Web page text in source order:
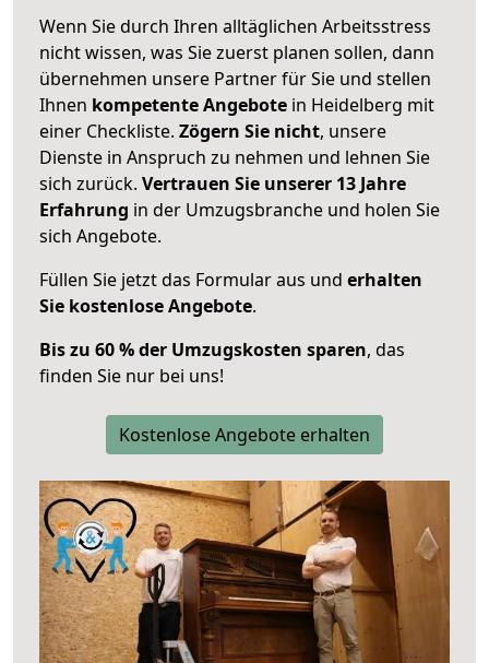
Wenn Sie durch Ihren alltäglichen Arbeitsstress
nicht wissen, was Sie zuerst planen sollen, dann
übernehmen unsere Partner für Sie und stellen
Ihnen kompetente Angebote in Heidelberg mit
einer Checkliste. Zögern Sie nicht, unsere
Dienste in Anspruch zu nehmen und lehnen Sie
sich zurück. Vertrauen Sie unserer 13 Jahre
Erfahrung in der Umzugsbranche und holen Sie
sich Angebote.
Füllen Sie jetzt das Formular aus und erhalten
Sie kostenlose Angebote.
Bis zu 60 % der Umzugskosten sparen, das
finden Sie nur bei uns!
Kostenlose Angebote erhalten